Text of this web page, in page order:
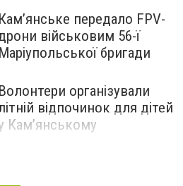
Кам’янське передало FPV-
військовим 56-ї
Маріупольської бригади
Волонтери організували
відпочинок для дітей
Кам’янському